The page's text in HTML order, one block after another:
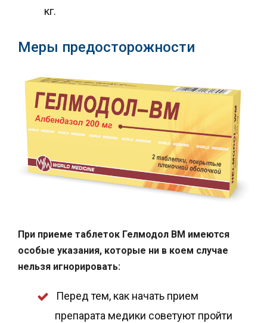
кг.
Меры предосторожности
При приеме таблеток Гелмодол ВМ имеются
особые указания, которые ни в коем случае
нельзя игнорировать:
Перед тем, как начать прием
препарата медики советуют пройти